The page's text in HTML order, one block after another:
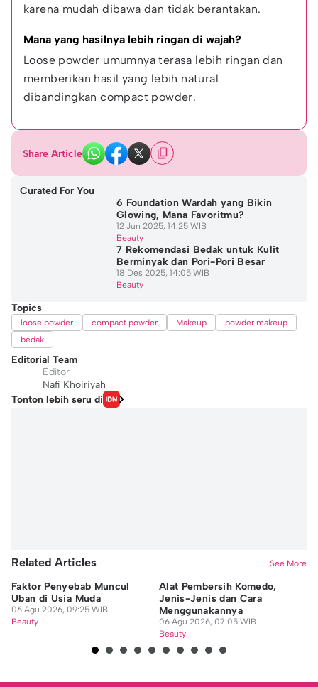
karena mudah dibawa dan tidak berantakan.
Mana yang hasilnya lebih ringan di wajah?
Loose powder umumnya terasa lebih ringan dan
memberikan hasil yang lebih natural
dibandingkan compact powder.
Share Article
Curated For You
6 Foundation Wardah yang Bikin
Glowing, Mana Favoritmu?
12 Jun 2025, 14:25 WIB
Beauty
7 Rekomendasi Bedak untuk Kulit
Berminyak dan Pori-Pori Besar
18 Des 2025, 14:05 WIB
Beauty
Topics
loose powder compact powder Makeup
powder makeup
bedak
Editorial Team
Editor
Nafi Khoiriyah
Tonton lebih seru di
Related Articles See More
Faktor Penyebab Muncul
Uban di Usia Muda
06 Agu 2026, 09:25 WIB
Beauty
Alat Pembersih Komedo,
Jenis-Jenis dan Cara
Menggunakannya
06 Agu 2026, 07:05 WIB
Beauty